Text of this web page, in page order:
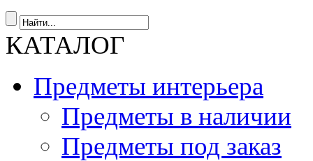
КАТАЛОГ
Предметы интерьера
Предметы в наличии
Предметы под заказ